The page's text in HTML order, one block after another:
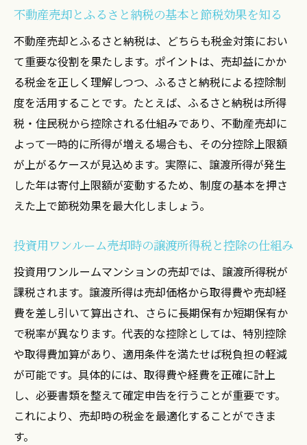
税活用法
不動産売却とふるさと納税の関係を具体例
で解説
ワンルーム売却時にできるふるさと納税の
選択肢
不動産所得がある場合のふるさと納税の活
用方法
ふるさと納税の限度額計算と不動産売却の
投資用不動産売却時に注意したい控除のポ
イント
ふるさと納税と不動産所得の関係を知るメリッ
ト
不動産売却とふるさと納税の控除限度額を
正しく理解
不動産所得がある場合のふるさと納税の注
意点
ふるさと納税の仕組みと不動産投資の節税
不動産売却とふるさと納税の基本と節税効果を知る
不動産売却とふるさと納税は、どちらも税金対策におい
て重要な役割を果たします。ポイントは、売却益にかか
る税金を正しく理解しつつ、ふるさと納税による控除制
度を活用することです。たとえば、ふるさと納税は所得
税・住民税から控除される仕組みであり、不動産売却に
よって一時的に所得が増える場合も、その分控除上限額
が上がるケースが見込めます。実際に、譲渡所得が発生
した年は寄付上限額が変動するため、制度の基本を押さ
えた上で節税効果を最大化しましょう。
投資用ワンルーム売却時の譲渡所得税と控除の仕組み
投資用ワンルームマンションの売却では、譲渡所得税が
課税されます。譲渡所得は売却価格から取得費や売却経
費を差し引いて算出され、さらに長期保有か短期保有か
で税率が異なります。代表的な控除としては、特別控除
や取得費加算があり、適用条件を満たせば税負担の軽減
が可能です。具体的には、取得費や経費を正確に計上
し、必要書類を整えて確定申告を行うことが重要です。
これにより、売却時の税金を最適化することができま
す。